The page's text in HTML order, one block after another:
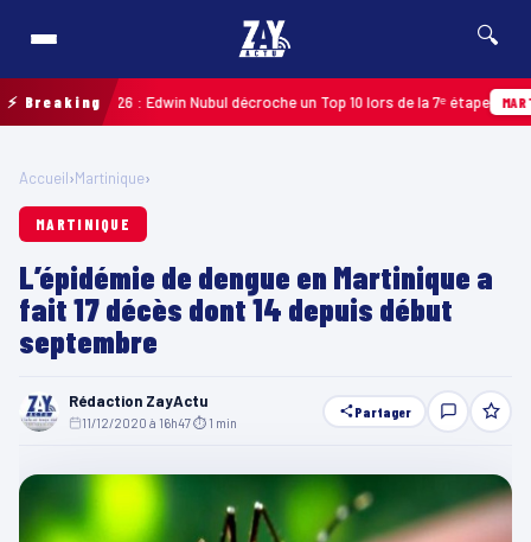
🔍
⚡ Breaking2026 : Edwin Nubul décroche un Top 10 lors de la 7ᵉ étape
Accueil›Martinique›
MARTINIQUE
L’épidémie de dengue en Martinique a
fait 17 décès dont 14 depuis début
septembre
Rédaction ZayActu
11/12/2020 à 16h47⏱ 1 min
Partager